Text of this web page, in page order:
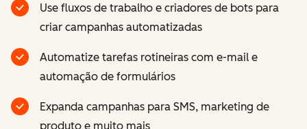
Use fluxos de trabalho e criadores de bots para
criar campanhas automatizadas
Automatize tarefas rotineiras com e-mail e
automação de formulários
Expanda campanhas para SMS, marketing de
produto e muito mais